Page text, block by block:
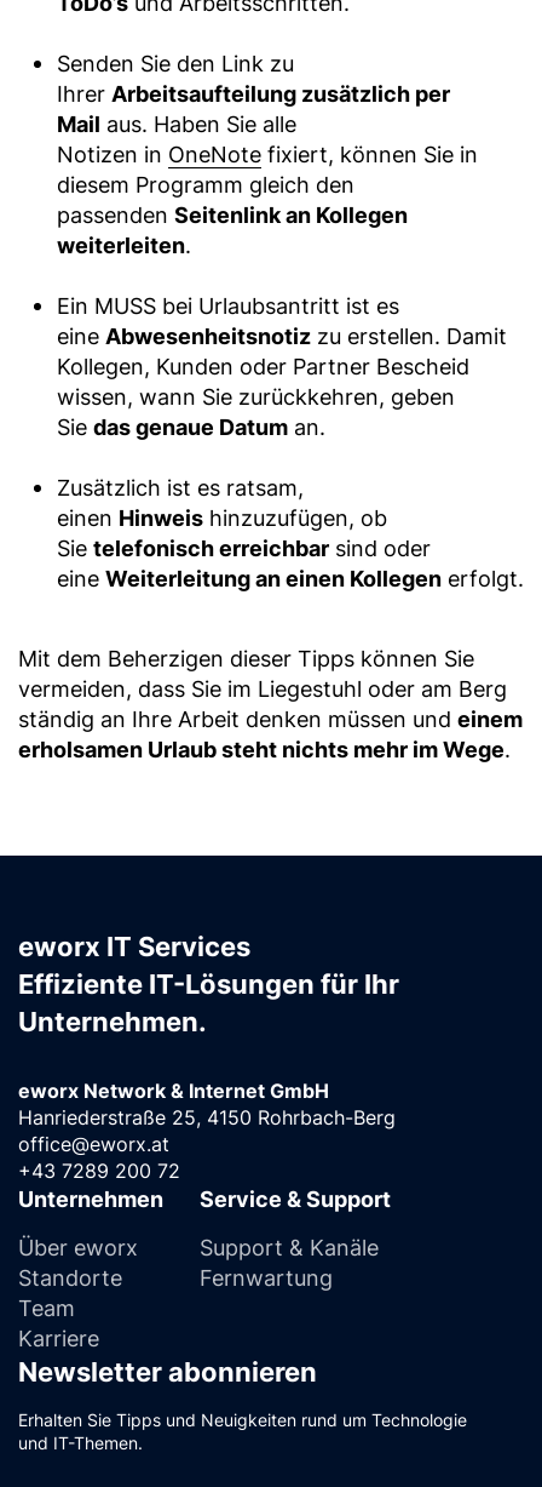
Senden Sie den Link zu
Ihrer Arbeitsaufteilung zusätzlich per
Mail aus. Haben Sie alle
Notizen in OneNote fixiert, können Sie in
diesem Programm gleich den
passenden Seitenlink an Kollegen
weiterleiten.
Ein MUSS bei Urlaubsantritt ist es
eine Abwesenheitsnotiz zu erstellen. Damit
Kollegen, Kunden oder Partner Bescheid
wissen, wann Sie zurückkehren, geben
Sie das genaue Datum an.
Zusätzlich ist es ratsam,
einen Hinweis hinzuzufügen, ob
Sie telefonisch erreichbar sind oder
eine Weiterleitung an einen Kollegen erfolgt.
Mit dem Beherzigen dieser Tipps können Sie
vermeiden, dass Sie im Liegestuhl oder am Berg
ständig an Ihre Arbeit denken müssen und einem
erholsamen Urlaub steht nichts mehr im Wege.
eworx IT Services
Effiziente IT-Lösungen für Ihr
Unternehmen.
eworx Network & Internet GmbH
Hanriederstraße 25, 4150 Rohrbach-Berg
office@eworx.at
+43 7289 200 72
Unternehmen
Über eworx
Standorte
Team
Karriere
Service & Support
Support & Kanäle
Fernwartung
Newsletter abonnieren
Erhalten Sie Tipps und Neuigkeiten rund um Technologie
und IT-Themen.